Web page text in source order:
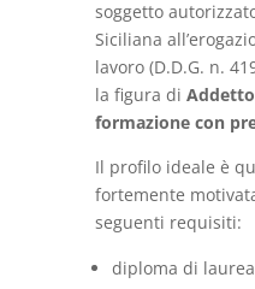
soggetto
Siciliana
lavoro (D.D.G. n.
la figura di Addetto
formazione con
Il profilo ideale è
fortemente
seguenti requisiti:
diploma di